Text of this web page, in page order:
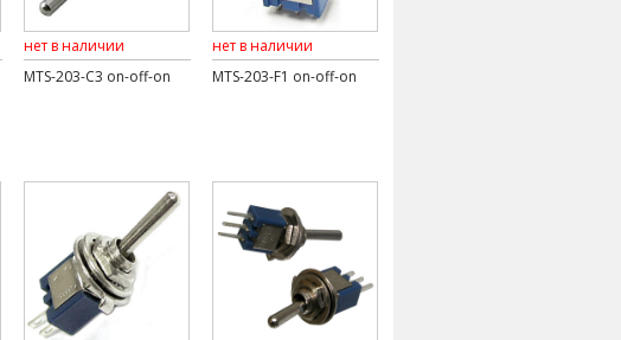
нет в наличии
MTS-203-C3 on-off-on
нет в наличии
MTS-203-F1 on-off-on